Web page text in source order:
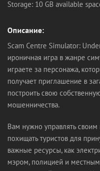
Storage: 10 GB available
Описание:
Scam Centre Simulator:
ироничная игра в жанре
играете за персонажа,
получает приглашение в
построить свою
мошенничества.
Вам нужно управлять
похищать туристов для
важные ресурсы, как
мэром, полицией и